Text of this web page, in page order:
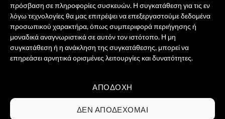
πρόσβαση σε πληροφορίες συσκευών. Η συγκατάθεση για τις εν
λόγω τεχνολογίες θα μας επιτρέψει να επεξεργαστούμε δεδομένα
προσωπικού χαρακτήρα, όπως συμπεριφορά περιήγησης ή
μοναδικά αναγνωριστικά σε αυτόν τον ιστότοπο. Η μη
συγκατάθεση ή η ανάκληση της συγκατάθεσης, μπορεί να
επηρεάσει αρνητικά ορισμένες λειτουργίες και δυνατότητες.
ΑΠΟΔΟΧΉ
ΔΕΝ ΑΠΟΔΈΧΟΜΑΙ
Use Me Brain
21,00 €
ΕΠΙΛΟΓΉ
Αυτό
το
προϊόν
Οι
επιλογές
Visa PayPal
Card
ΣΧΕΤΙΚΆ ΜΕ ΕΜΆΣ ΕΠΙΚΟΙΝΩΝΊΑ
ΣΥΧΝΈΣ ΕΡΩΤΉΣΕΙΣ
ΠΟΛΙΤΙΚΉ ΑΠΟΡΡΉΤΟΥ
ΠΟΛΙΤΙΚΉ COOKIES